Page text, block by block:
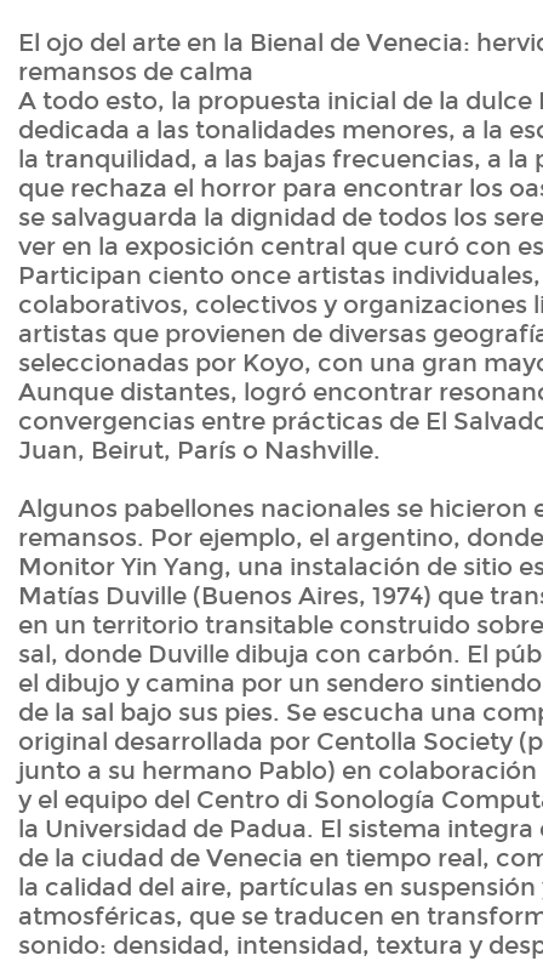
El ojo del arte en la Bienal de Venecia:
remansos de calma
A todo esto, la propuesta inicial de la dulce
dedicada a las tonalidades menores, a la
la tranquilidad, a las bajas frecuencias, a la
que rechaza el horror para encontrar los
se salvaguarda la dignidad de todos los
ver en la exposición central que curó con
Participan ciento once artistas
colaborativos, colectivos y organizaciones
artistas que provienen de diversas
seleccionadas por Koyo, con una gran
Aunque distantes, logró encontrar
convergencias entre prácticas de El
Juan, Beirut, París o Nashville.
Algunos pabellones nacionales se hicieron
remansos. Por ejemplo, el argentino,
Monitor Yin Yang, una instalación de sitio
Matías Duville (Buenos Aires, 1974) que
en un territorio transitable construido
sal, donde Duville dibuja con carbón. El
el dibujo y camina por un sendero
de la sal bajo sus pies. Se escucha una
original desarrollada por Centolla Society
junto a su hermano Pablo) en
y el equipo del Centro di Sonología
la Universidad de Padua. El sistema
de la ciudad de Venecia en tiempo real,
la calidad del aire, partículas en
atmosféricas, que se traducen en
sonido: densidad, intensidad, textura y